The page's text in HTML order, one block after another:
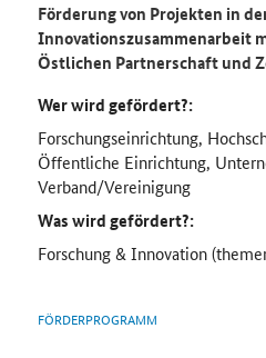
Förderung von Projekten in
Innovationszusammenarbeit
Östlichen Partnerschaft und
Wer wird gefördert?:
Forschungseinrichtung,
Öffentliche Einrichtung,
Verband/Vereinigung
Was wird gefördert?:
Forschung & Innovation
FÖRDERPROGRAMM